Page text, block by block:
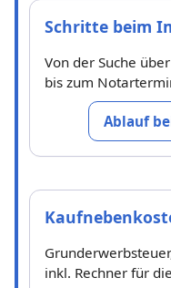
Schritte beim
Von der Suche
bis zum
Ablauf
inkl. Rechner für